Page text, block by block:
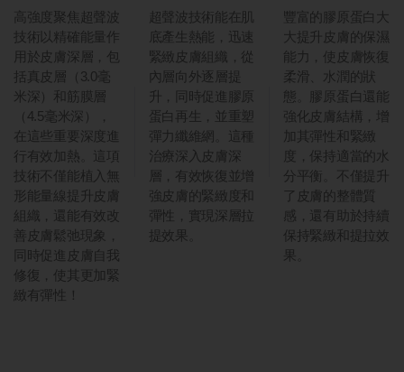
高強度聚焦超聲波
技術以精確能量作
用於皮膚深層，包
括真皮層（3.0毫
米深）和筋膜層
（4.5毫米深），
在這些重要深度進
行有效加熱。這項
技術不僅能植入無
形能量線提升皮膚
組織，還能有效改
善皮膚鬆弛現象，
同時促進皮膚自我
修復，使其更加緊
緻有彈性！
超聲波技術能在肌
底產生熱能，迅速
緊緻皮膚組織，從
內層向外逐層提
升，同時促進膠原
蛋白再生，並重塑
彈力纖維網。這種
治療深入皮膚深
層，有效恢復並增
強皮膚的緊緻度和
彈性，實現深層拉
提效果。
豐富的膠原蛋白大
大提升皮膚的保濕
能力，使皮膚恢復
柔滑、水潤的狀
態。膠原蛋白還能
強化皮膚結構，增
加其彈性和緊緻
度，保持適當的水
分平衡。不僅提升
了皮膚的整體質
感，還有助於持續
保持緊緻和提拉效
果。